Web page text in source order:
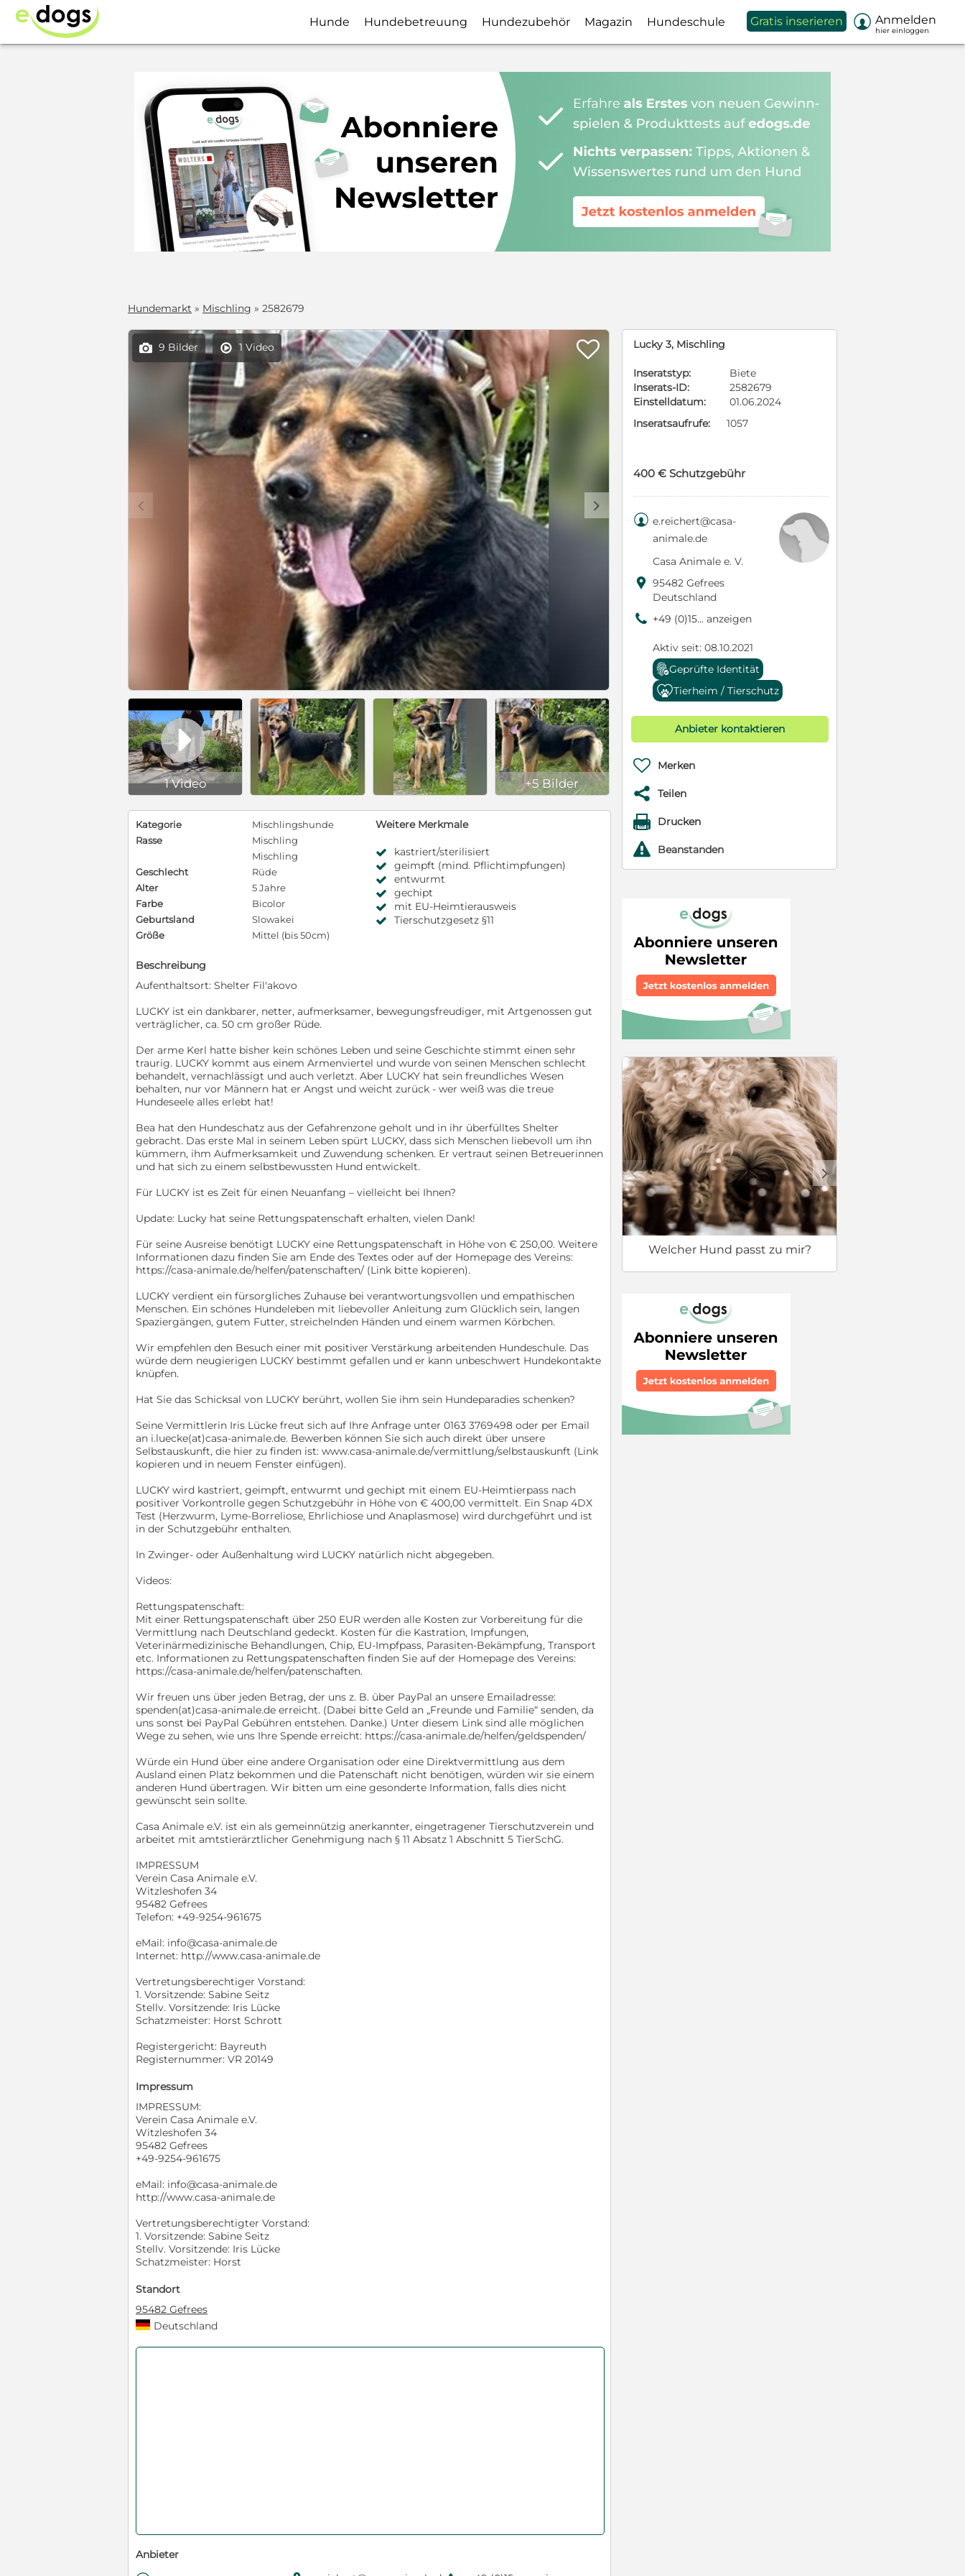
Hunde Hundebetreuung Hundezubehör Magazin Hundeschule Gratis inserieren  Anmelden
hier einloggen
Hundemarkt » Mischling » 2582679
 9 Bilder  1 Video 
c d

1 Video +5 Bilder
Lucky 3, Mischling
Inseratstyp:
Biete
Inserats-ID:
2582679
Einstelldatum:
01.06.2024
Inseratsaufrufe:
1057
400 € Schutzgebühr
 e.reichert@casa-
animale.de
Casa Animale e. V.
 95482 Gefrees
Deutschland
9 +49 (0)15... anzeigen
Aktiv seit: 08.10.2021
Geprüfte Identität
Tierheim / Tierschutz
Anbieter kontaktieren
 Merken
 Teilen
 Drucken
r Beanstanden
Welcher Hund passt zu mir?
c d
Kategorie
Mischlingshunde
Rasse
Mischling
Mischling
Geschlecht
Rüde
Alter
5 Jahre
Farbe
Bicolor
Geburtsland
Slowakei
Größe
Mittel (bis 50cm)
Weitere Merkmale
kastriert/sterilisiert
geimpft (mind. Pflichtimpfungen)
entwurmt
gechipt
mit EU-Heimtierausweis
Tierschutzgesetz §11
Beschreibung
Aufenthaltsort: Shelter Fil'akovo
LUCKY ist ein dankbarer, netter, aufmerksamer, bewegungsfreudiger, mit Artgenossen gut
verträglicher, ca. 50 cm großer Rüde.
Der arme Kerl hatte bisher kein schönes Leben und seine Geschichte stimmt einen sehr
traurig. LUCKY kommt aus einem Armenviertel und wurde von seinen Menschen schlecht
behandelt, vernachlässigt und auch verletzt. Aber LUCKY hat sein freundliches Wesen
behalten, nur vor Männern hat er Angst und weicht zurück - wer weiß was die treue
Hundeseele alles erlebt hat!
Bea hat den Hundeschatz aus der Gefahrenzone geholt und in ihr überfülltes Shelter
gebracht. Das erste Mal in seinem Leben spürt LUCKY, dass sich Menschen liebevoll um ihn
kümmern, ihm Aufmerksamkeit und Zuwendung schenken. Er vertraut seinen Betreuerinnen
und hat sich zu einem selbstbewussten Hund entwickelt.
Für LUCKY ist es Zeit für einen Neuanfang – vielleicht bei Ihnen?
Update: Lucky hat seine Rettungspatenschaft erhalten, vielen Dank!
Für seine Ausreise benötigt LUCKY eine Rettungspatenschaft in Höhe von € 250,00. Weitere
Informationen dazu finden Sie am Ende des Textes oder auf der Homepage des Vereins:
https://casa-animale.de/helfen/patenschaften/ (Link bitte kopieren).
LUCKY verdient ein fürsorgliches Zuhause bei verantwortungsvollen und empathischen
Menschen. Ein schönes Hundeleben mit liebevoller Anleitung zum Glücklich sein, langen
Spaziergängen, gutem Futter, streichelnden Händen und einem warmen Körbchen.
Wir empfehlen den Besuch einer mit positiver Verstärkung arbeitenden Hundeschule. Das
würde dem neugierigen LUCKY bestimmt gefallen und er kann unbeschwert Hundekontakte
knüpfen.
Hat Sie das Schicksal von LUCKY berührt, wollen Sie ihm sein Hundeparadies schenken?
Seine Vermittlerin Iris Lücke freut sich auf Ihre Anfrage unter 0163 3769498 oder per Email
an i.luecke(at)casa-animale.de. Bewerben können Sie sich auch direkt über unsere
Selbstauskunft, die hier zu finden ist: www.casa-animale.de/vermittlung/selbstauskunft (Link
kopieren und in neuem Fenster einfügen).
LUCKY wird kastriert, geimpft, entwurmt und gechipt mit einem EU-Heimtierpass nach
positiver Vorkontrolle gegen Schutzgebühr in Höhe von € 400,00 vermittelt. Ein Snap 4DX
Test (Herzwurm, Lyme-Borreliose, Ehrlichiose und Anaplasmose) wird durchgeführt und ist
in der Schutzgebühr enthalten.
In Zwinger- oder Außenhaltung wird LUCKY natürlich nicht abgegeben.
Videos:
Rettungspatenschaft:
Mit einer Rettungspatenschaft über 250 EUR werden alle Kosten zur Vorbereitung für die
Vermittlung nach Deutschland gedeckt. Kosten für die Kastration, Impfungen,
Veterinärmedizinische Behandlungen, Chip, EU-Impfpass, Parasiten-Bekämpfung, Transport
etc. Informationen zu Rettungspatenschaften finden Sie auf der Homepage des Vereins:
https://casa-animale.de/helfen/patenschaften.
Wir freuen uns über jeden Betrag, der uns z. B. über PayPal an unsere Emailadresse:
spenden(at)casa-animale.de erreicht. (Dabei bitte Geld an „Freunde und Familie“ senden, da
uns sonst bei PayPal Gebühren entstehen. Danke.) Unter diesem Link sind alle möglichen
Wege zu sehen, wie uns Ihre Spende erreicht: https://casa-animale.de/helfen/geldspenden/
Würde ein Hund über eine andere Organisation oder eine Direktvermittlung aus dem
Ausland einen Platz bekommen und die Patenschaft nicht benötigen, würden wir sie einem
anderen Hund übertragen. Wir bitten um eine gesonderte Information, falls dies nicht
gewünscht sein sollte.
Casa Animale e.V. ist ein als gemeinnützig anerkannter, eingetragener Tierschutzverein und
arbeitet mit amtstierärztlicher Genehmigung nach § 11 Absatz 1 Abschnitt 5 TierSchG.
IMPRESSUM
Verein Casa Animale e.V.
Witzleshofen 34
95482 Gefrees
Telefon: +49-9254-961675
eMail: info@casa-animale.de
Internet: http://www.casa-animale.de
Vertretungsberechtiger Vorstand:
1. Vorsitzende: Sabine Seitz
Stellv. Vorsitzende: Iris Lücke
Schatzmeister: Horst Schrott
Registergericht: Bayreuth
Registernummer: VR 20149
Impressum
IMPRESSUM:
Verein Casa Animale e.V.
Witzleshofen 34
95482 Gefrees
+49-9254-961675
eMail: info@casa-animale.de
http://www.casa-animale.de
Vertretungsberechtigter Vorstand:
1. Vorsitzende: Sabine Seitz
Stellv. Vorsitzende: Iris Lücke
Schatzmeister: Horst
Standort
95482 Gefrees
Deutschland
Anbieter